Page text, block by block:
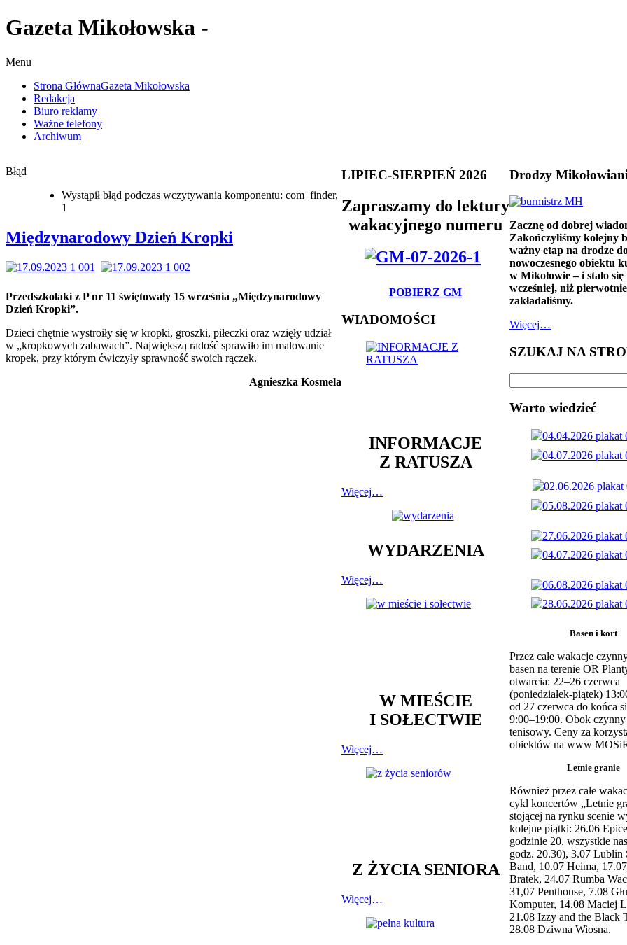
Gazeta Mikołowska -
Menu
Strona GłównaGazeta Mikołowska
Redakcja
Biuro reklamy
Ważne telefony
Archiwum
Błąd
Wystąpił błąd podczas wczytywania komponentu: com_finder,
1
Międzynarodowy Dzień Kropki
Przedszkolaki z P nr 11 świętowały 15 września „Międzynarodowy
Dzień Kropki”.
Dzieci chętnie wystroiły się w kropki, groszki, piłeczki oraz wzięły udział
w „kropkowych zabawach”. Największą radość sprawiło im malowanie
kropek, przy którym ćwiczyły sprawność swoich rączek.
Agnieszka Kosmela
LIPIEC-SIERPIEŃ 2026
Zapraszamy do lektury
wakacyjnego numeru
POBIERZ GM
WIADOMOŚCI
INFORMACJE
Z RATUSZA
Więcej…
WYDARZENIA
Więcej…
W MIEŚCIE
I SOŁECTWIE
Więcej…
Z ŻYCIA SENIORA
Więcej…
Drodzy
Zacznę od dobrej
Zakończyliśmy kolejny
ważny etap na drodze
nowoczesnego obiektu
w Mikołowie – i stało się
wcześniej, niż pierwotnie
zakładaliśmy.
Więcej…
SZUKAJ NA
Warto wiedzieć
Basen i kort
Przez całe wakacje
basen na terenie OR
otwarcia: 22–26 czerwca
(poniedziałek-piątek)
od 27 czerwca do końca
9:00–19:00. Obok
tenisowy. Ceny za
obiektów na www
Letnie granie
Również przez całe
cykl koncertów „Letnie
stojącej na rynku scenie
kolejne piątki: 26.06
godzinie 20, wszystkie
godz. 20.30), 3.07 Lublin
Band, 10.07 Heima,
Bratek, 24.07 Rumba
31,07 Penthouse, 7.08
Komputer, 14.08 Maciej
21.08 Izzy and the Black
28.08 Dziwna Wiosna.